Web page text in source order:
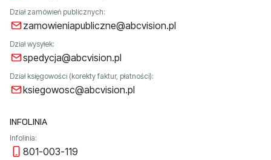
Dział zamówień publicznych:
zamowieniapubliczne@abcvision.pl
Dział wysyłek:
spedycja@abcvision.pl
Dział księgowości (korekty faktur, płatności):
ksiegowosc@abcvision.pl
INFOLINIA
Infolinia:
801-003-119